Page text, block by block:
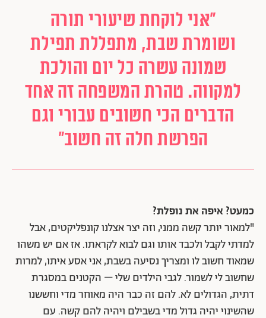
"אני לוקחת שיעורי תורה
ושומרת שבת, מתפללת תפילת
שמונה עשרה כל יום והולכת
למקווה. טהרת המשפחה זה אחד
הדברים הכי חשובים עבורי וגם
הפרשת חלה זה חשוב"
כמעט? איפה את נופלת?
"למאור יותר קשה ממני, וזה יצר אצלנו קונפליקטים, אבל
למדתי לקבל ולכבד אותו וגם לבוא לקראתו. אז אם יש משהו
שמאוד חשוב לו ומצריך נסיעה בשבת, אני אסע איתו, למרות
שחשוב לי לשמור. לגבי הילדים שלי – הקטנים במסגרת
דתית, הגדולים לא. להם זה כבר היה מאוחר מדי וחששנו
שהשינוי יהיה גדול מדי בשבילם ויהיה להם קשה. עם